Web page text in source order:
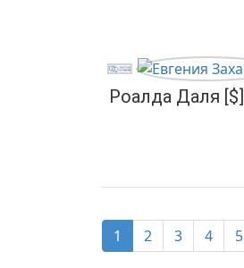
Роалда Даля [$]
1 (current)
2 3 4 5